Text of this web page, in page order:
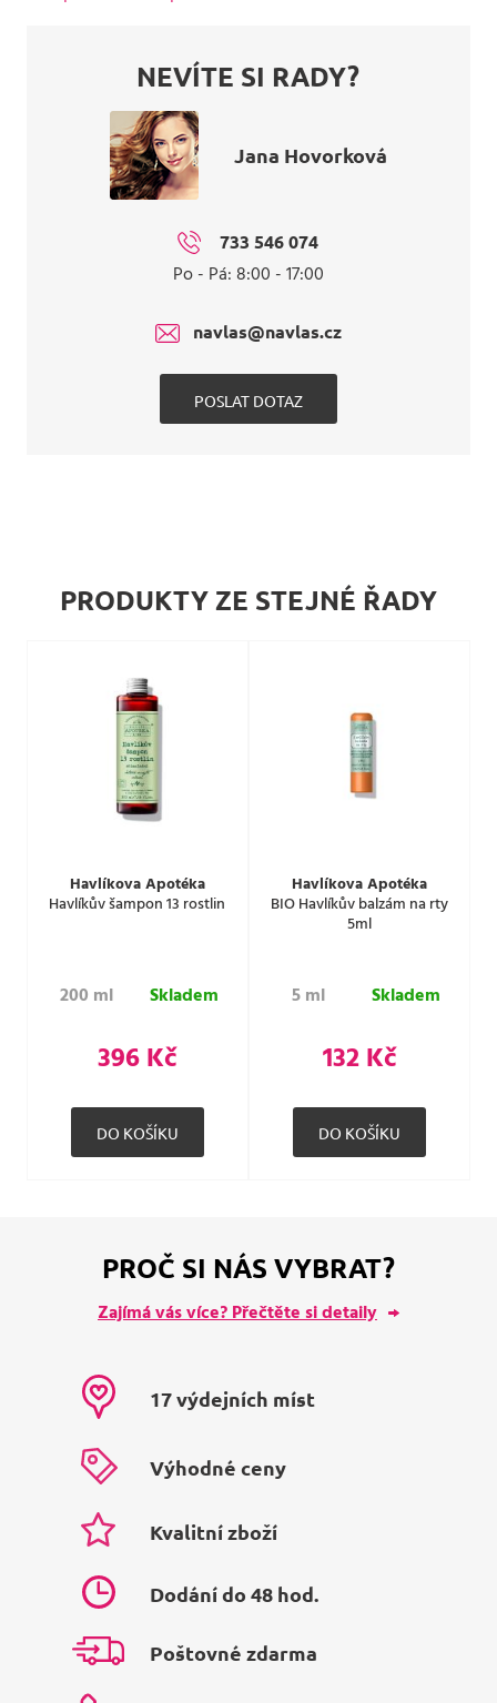
NEVÍTE SI RADY?
Jana Hovorková
733 546 074
Po - Pá: 8:00 - 17:00
navlas@navlas.cz
POSLAT DOTAZ
PRODUKTY ZE STEJNÉ ŘADY
Havlíkova Apotéka
Havlíkův šampon 13 rostlin
200 ml Skladem
396 Kč
Havlíkova Apotéka
BIO Havlíkův balzám na rty
5ml
5 ml Skladem
132 Kč
PROČ SI NÁS VYBRAT?
Zajímá vás více? Přečtěte si detaily
17 výdejních míst
Výhodné ceny
Kvalitní zboží
Dodání do 48 hod.
Poštovné zdarma